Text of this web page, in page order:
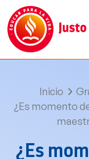
Inicio
¿Es momento
¿Es